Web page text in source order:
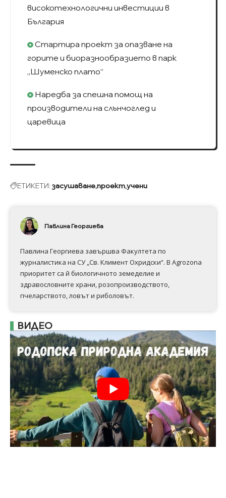
високотехнологични инвестиции в
България
Стартира проект за опазване на
горите и биоразнообразието в парк
„Шуменско плато“
Наредба за спешна помощ на
производители на слънчоглед и
царевица
ЕТИКЕТИ: засушаванепроектучени
Павлина Георгиева
Павлина Георгиева завършва Факултета по
журналистика на СУ „Св. Климент Охридски“. В Аgrozona
приоритет са й биологичното земеделие и
здравословните храни, розопроизводството,
пчеларството, ловът и риболовът.
ВИДЕО